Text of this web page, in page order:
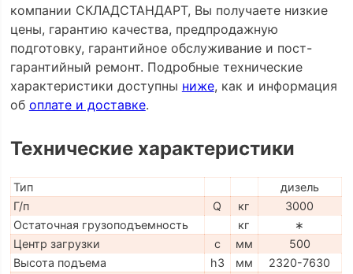
компании СКЛАДСТАНДАРТ, Вы получаете низкие
цены, гарантию качества, предпродажную
подготовку, гарантийное обслуживание и пост-
гарантийный ремонт. Подробные технические
характеристики доступны ниже, как и информация
об оплате и доставке.
Технические характеристики
Тип
дизель
Г/п
Q кг
3000
Остаточная грузоподъемность
кг
∗
Центр загрузки
c мм
500
Высота подъема
h3 мм
2320-7630